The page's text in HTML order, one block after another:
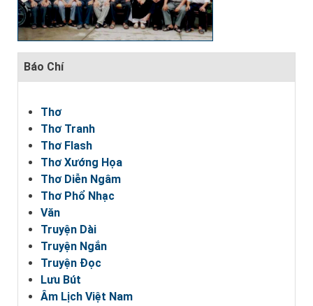
Báo Chí
Thơ
Thơ Tranh
Thơ Flash
Thơ Xướng Họa
Thơ Diễn Ngâm
Thơ Phổ Nhạc
Văn
Truyện Dài
Truyện Ngắn
Truyện Đọc
Lưu Bút
Âm Lịch Việt Nam